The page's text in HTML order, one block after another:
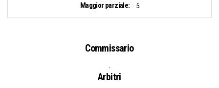
Maggior parziale:
5
Commissario
.
Arbitri